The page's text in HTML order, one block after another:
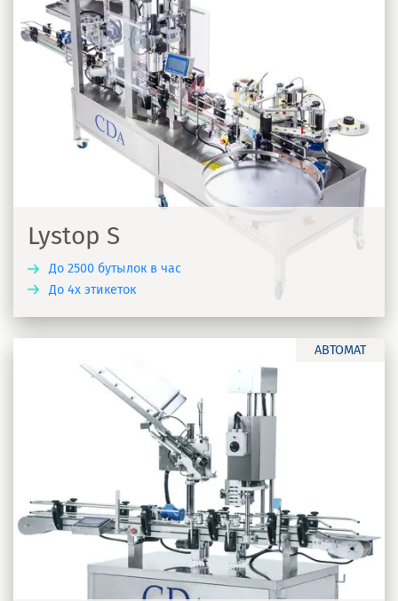
Lystop S
До 2500 бутылок в час
До 4х этикеток
АВТОМАТ